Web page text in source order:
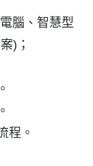
腦、智慧型
)；
程。